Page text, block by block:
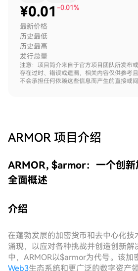
¥0.01 -0.01%
最新价格
历史最低
历史最高
发行总量
注意：项目简介来自于官方项目团队所发布
存在过时、错误或遗漏，相关内容仅供参考
不会承担任何依赖这些信息而产生的直接或间
ARMOR 项目介绍
ARMOR, $armor：一个创新
全面概述
介绍
在蓬勃发展的加密货币和去中心化技
涌现，以应对各种挑战并创造创新解
中，ARMOR以$armor为代号。该加
Web3生态系统和更广泛的数字资产